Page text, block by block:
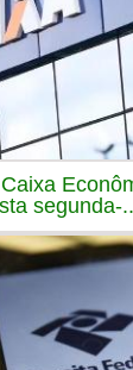
segunda-